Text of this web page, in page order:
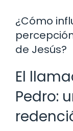
¿Cómo
de Jesús?
El
Pedro: